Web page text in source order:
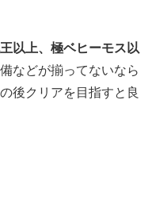
以上、極ベヒーモス以
などが揃ってないなら
後クリアを目指すと良